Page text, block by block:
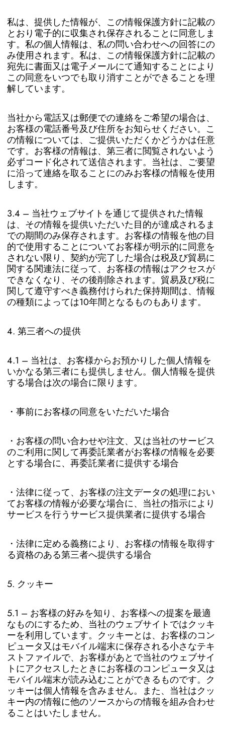
私は、提供した情報が、この情報保護方針に記載の
とおり電子的に収集され保存されることに同意しま
す。私の個人情報は、私の問い合わせへの回答にの
み使用されます。私は、この情報保護方針に記載の
宛先に書面又は電子メールにて通知することにより
この同意をいつでも取り消すことができることを理
解しています。
当社から電話又は郵便での連絡をご希望の場合は、
お客様の電話番号及び住所をお知らせください。こ
の情報については、ご提供いただくかどうかは任意
です。お客様の情報は、第三者に閲覧されないよう
必ずコード化されて送信されます。当社は、ご要望
に沿って連絡を取ることにのみお客様の情報を使用
します。
3.4 – 当社ウェブサイトを通じて提供された情報
は、その情報を提供いただいた目的が達成されるま
での期間のみ保存されます。お客様の情報を他の目
的で使用することについてお客様が明示的に同意を
されない限り、契約が完了した場合は税及び貿易に
関する関連法に従って、お客様の情報はアクセスが
できなくなり、その後削除されます。貿易及び税に
関して遵守すべき義務付けられた保持期間は、情報
の種類によっては10年間となるものもあります。
4. 第三者への提供
4.1 – 当社は、お客様からお預かりした個人情報を
いかなる第三者にも提供しません。個人情報を提供
する場合は次の場合に限ります。
・事前にお客様の同意をいただいた場合
・お客様の問い合わせや注文、又は当社のサービス
のご利用に関して再委託業者がお客様の情報を必要
とする場合に、再委託業者に提供する場合
・法律に従って、お客様の注文データの処理におい
てお客様の情報が必要な場合に、当社の指示により
サービスを行うサービス提供業者に提供する場合
・法律に定める義務により、お客様の情報を取得す
る資格のある第三者へ提供する場合
5. クッキー
5.1 – お客様の好みを知り、お客様への提案を最適
なものにするため、当社のウェブサイトではクッキ
ーを利用しています。クッキーとは、お客様のコン
ピュータ又はモバイル端末に保存される小さなテキ
ストファイルで、お客様があとで当社のウェブサイ
トにアクセスしたときにお客様のコンピュータ又は
モバイル端末が読み込むことができるものです。ク
ッキーは個人情報を含みません。また、当社はクッ
キー内の情報に他のソースからの情報を組み合わせ
ることはいたしません。